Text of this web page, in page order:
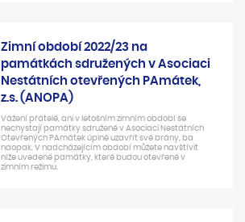
Zimní období 2022/23 na
památkách sdružených v Asociaci
Nestátních otevřených PAmátek,
z.s. (ANOPA)
Vážení přátelé, ani v letošním zimním období se
nechystají památky sdružené v Asociaci Nestátních
Otevřených PAmátek úplně uzavřít své brány, ba
naopak. V nadcházejícím období můžete navštívit
níže uvedené památky, které budou otevřené v
zimním režimu.